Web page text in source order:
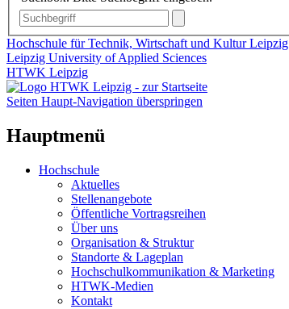
Hochschule für Technik, Wirtschaft und Kultur Leipzig
Leipzig University of Applied Sciences
HTWK Leipzig
Seiten Haupt-Navigation überspringen
Hauptmenü
Hochschule
Aktuelles
Stellenangebote
Öffentliche Vortragsreihen
Über uns
Organisation & Struktur
Standorte & Lageplan
Hochschulkommunikation & Marketing
HTWK-Medien
Kontakt